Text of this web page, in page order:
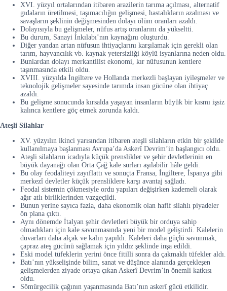
XVI. yüzyıl ortalarından itibaren arazilerin tarıma açılması, alternatif
gıdaların üretilmesi, taşımacılığın gelişmesi, hastalıkların azalması ve
savaşların şeklinin değişmesinden dolayı ölüm oranları azaldı.
Dolayısıyla bu gelişmeler, nüfus artış oranlarını da yükseltti.
Bu durum, Sanayi İnkılabı’nın kaynağını oluşturdu.
Diğer yandan artan nüfusun ihtiyaçlarını karşılamak için gerekli olan
tarım, hayvancılık vb. kaynak yetersizliği köylü isyanlarına neden oldu.
Bunlardan dolayı merkantilist ekonomi, kır nüfusunun kentlere
taşınmasında etkili oldu.
XVIII. yüzyılda İngiltere ve Hollanda merkezli başlayan iyileşmeler ve
teknolojik gelişmeler sayesinde tarımda insan gücüne olan ihtiyaç
azaldı.
Bu gelişme sonucunda kırsalda yaşayan insanların büyük bir kısmı işsiz
kalınca kentlere göç etmek zorunda kaldı.
Ateşli Silahlar
XV. yüzyılın ikinci yarısından itibaren ateşli silahların etkin bir şekilde
kullanılmaya başlanması Avrupa’da Askerî Devrim’in başlangıcı oldu.
Ateşli silahların icadıyla küçük prenslikler ve şehir devletlerinin en
büyük dayanağı olan Orta Çağ kale surları aşılabilir hâle geldi.
Bu olay feodaliteyi zayıflattı ve sonuçta Fransa, İngiltere, İspanya gibi
merkezî devletler küçük prensliklere karşı avantaj sağladı.
Feodal sistemin çökmesiyle ordu yapıları değişirken kademeli olarak
ağır atlı birliklerinden vazgeçildi.
Bunun yerine sayıca fazla, daha ekonomik olan hafif silahlı piyadeler
ön plana çıktı.
Aynı dönemde İtalyan şehir devletleri büyük bir orduya sahip
olmadıkları için kale savunmasında yeni bir model geliştirdi. Kalelerin
duvarları daha alçak ve kalın yapıldı. Kaleleri daha güçlü savunmak,
çapraz ateş gücünü sağlamak için yıldız şeklinde inşa edildi.
Eski model tüfeklerin yerini önce fitilli sonra da çakmaklı tüfekler aldı.
Batı’nın yükselişinde bilim, sanat ve düşünce alanında gerçekleşen
gelişmelerden ziyade ortaya çıkan Askerî Devrim’in önemli katkısı
oldu.
Sömürgecilik çağının yaşanmasında Batı’nın askerî gücü etkilidir.